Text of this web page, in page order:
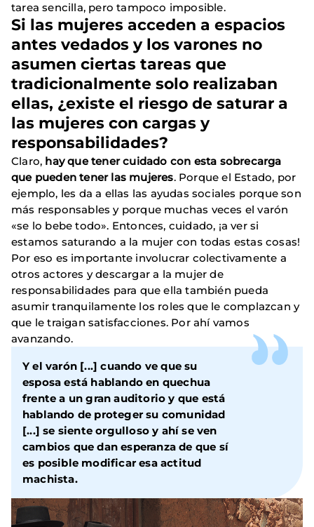
tarea sencilla, pero tampoco imposible.
Si las mujeres acceden a espacios
antes vedados y los varones no
asumen ciertas tareas que
tradicionalmente solo realizaban
ellas, ¿existe el riesgo de saturar a
las mujeres con cargas y
responsabilidades?
Claro, hay que tener cuidado con esta sobrecarga
que pueden tener las mujeres. Porque el Estado, por
ejemplo, les da a ellas las ayudas sociales porque son
más responsables y porque muchas veces el varón
«se lo bebe todo». Entonces, cuidado, ¡a ver si
estamos saturando a la mujer con todas estas cosas!
Por eso es importante involucrar colectivamente a
otros actores y descargar a la mujer de
responsabilidades para que ella también pueda
asumir tranquilamente los roles que le complazcan y
que le traigan satisfacciones. Por ahí vamos
avanzando.
Y el varón [...] cuando ve que su
esposa está hablando en quechua
frente a un gran auditorio y que está
hablando de proteger su comunidad
[...] se siente orgulloso y ahí se ven
cambios que dan esperanza de que sí
es posible modificar esa actitud
machista.